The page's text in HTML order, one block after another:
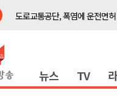
도로교통공단, 폭염에 운전면
<강원랜드> 관광객이 인구 3
뉴스 TV